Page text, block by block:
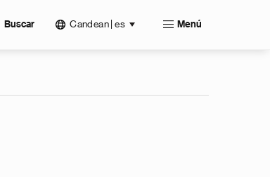
Buscar Candean | es Menú